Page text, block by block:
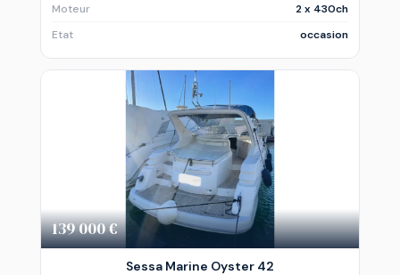
Moteur
2 x 430ch
Etat
occasion
139 000 €
Sessa Marine Oyster 42